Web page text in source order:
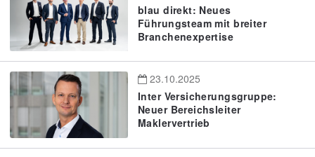
blau direkt: Neues
Führungsteam mit breiter
Branchenexpertise
23.10.2025
Inter Versicherungsgruppe:
Neuer Bereichsleiter
Maklervertrieb